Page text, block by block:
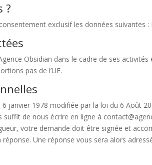
?
exclusif les données suivantes
Obsidian dans le cadre de ses
pas de l’UE.
1978 modifiée par la loi du 6 Août
de nous écrire en ligne à
votre demande doit être signée et
Une réponse vous sera alors